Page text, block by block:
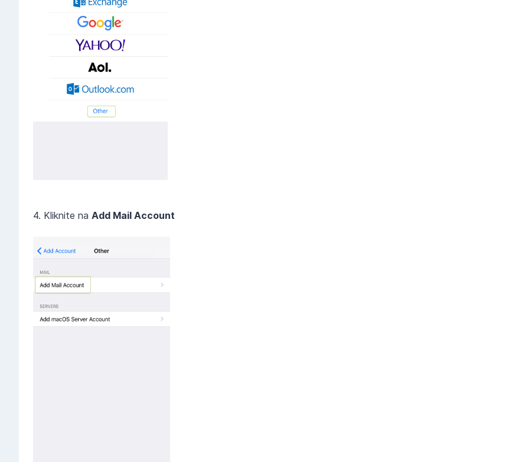
4. Kliknite na Add Mail Account